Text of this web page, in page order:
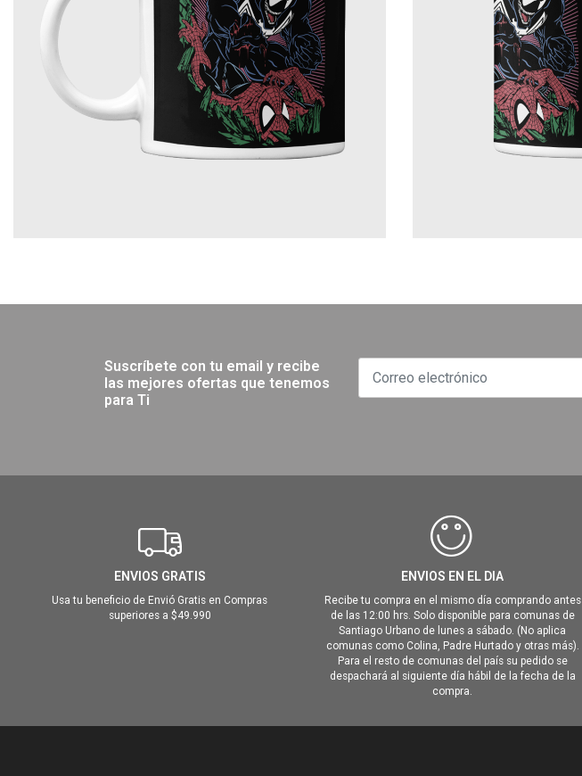
Suscríbete con tu email y recibe
las mejores ofertas que tenemos
para Ti
ENVIOS GRATIS
Usa tu beneficio de Envió Gratis en Compras
superiores a $49.990
ENVIOS EN EL DIA
Recibe tu compra en el mismo día comprando antes
de las 12:00 hrs. Solo disponible para comunas de
Santiago Urbano de lunes a sábado. (No aplica
comunas como Colina, Padre Hurtado y otras más).
Para el resto de comunas del país su pedido se
despachará al siguiente día hábil de la fecha de la
compra.